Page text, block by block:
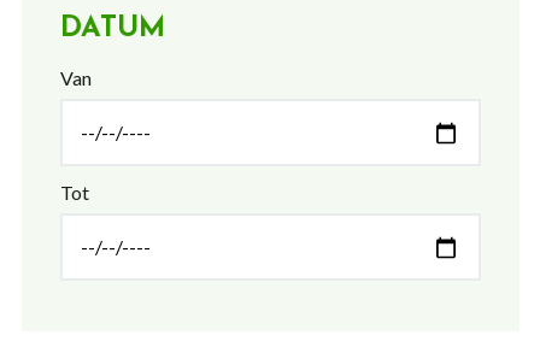
DATUM
Van
Tot